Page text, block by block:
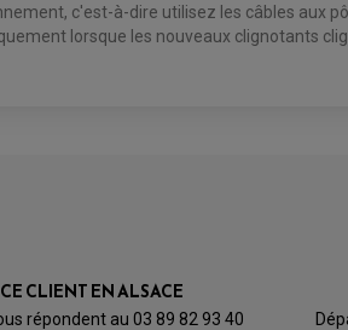
c'est-à-dire utilisez les câbles aux
lorsque les nouveaux clignotants
CLIENT EN ALSACE
répondent au 03 89 82 93 40